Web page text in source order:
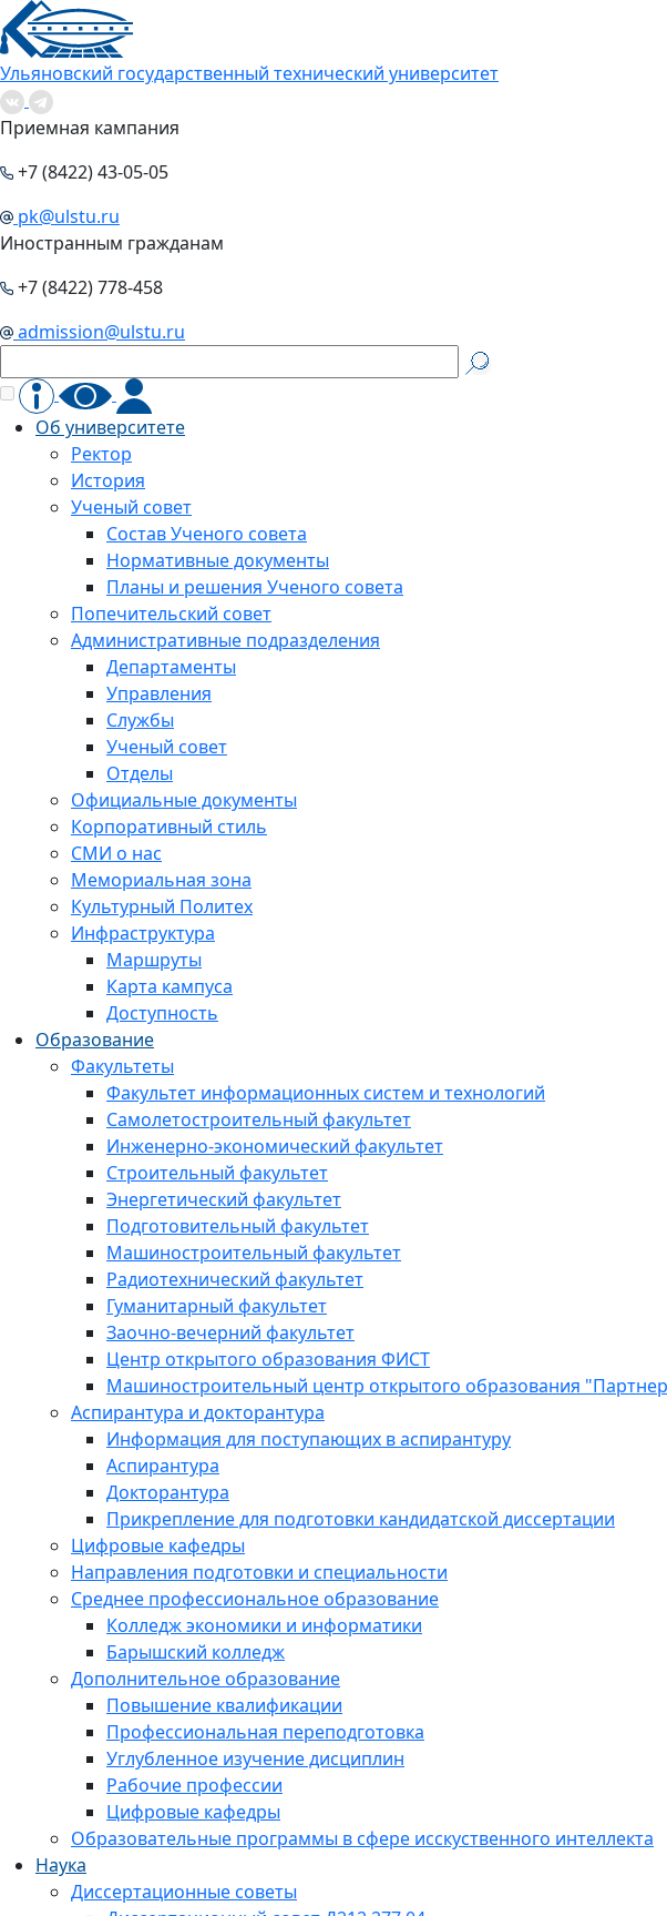
Ульяновский государственный технический университет
Приемная кампания
+7 (8422) 43-05-05
pk@ulstu.ru
Иностранным гражданам
+7 (8422) 778-458
admission@ulstu.ru
Об университете
Ректор
История
Ученый совет
Состав Ученого совета
Нормативные документы
Планы и решения Ученого совета
Попечительский совет
Административные подразделения
Департаменты
Управления
Службы
Ученый совет
Отделы
Официальные документы
Корпоративный стиль
СМИ о нас
Мемориальная зона
Культурный Политех
Инфраструктура
Маршруты
Карта кампуса
Доступность
Образование
Факультеты
Факультет информационных систем и технологий
Самолетостроительный факультет
Инженерно-экономический факультет
Строительный факультет
Энергетический факультет
Подготовительный факультет
Машиностроительный факультет
Радиотехнический факультет
Гуманитарный факультет
Заочно-вечерний факультет
Центр открытого образования ФИСТ
Машиностроительный центр открытого образования
Аспирантура и докторантура
Информация для поступающих в аспирантуру
Аспирантура
Докторантура
Прикрепление для подготовки кандидатской диссертации
Цифровые кафедры
Направления подготовки и специальности
Среднее профессиональное образование
Колледж экономики и информатики
Барышский колледж
Дополнительное образование
Повышение квалификации
Профессиональная переподготовка
Углубленное изучение дисциплин
Рабочие профессии
Цифровые кафедры
Образовательные программы в сфере исскуственного интеллекта
Наука
Диссертационные советы